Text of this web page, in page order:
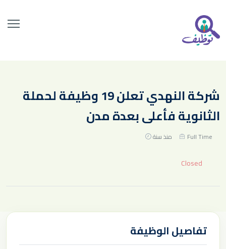
شركة النهدي تعلن 19 وظيفة لحملة
الثانوية فأعلى بعدة مدن
Full Time منذ سنة
Closed
تفاصيل الوظيفة